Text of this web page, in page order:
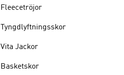
Fleecetröjor
Tyngdlyftningsskor
Vita Jackor
Basketskor